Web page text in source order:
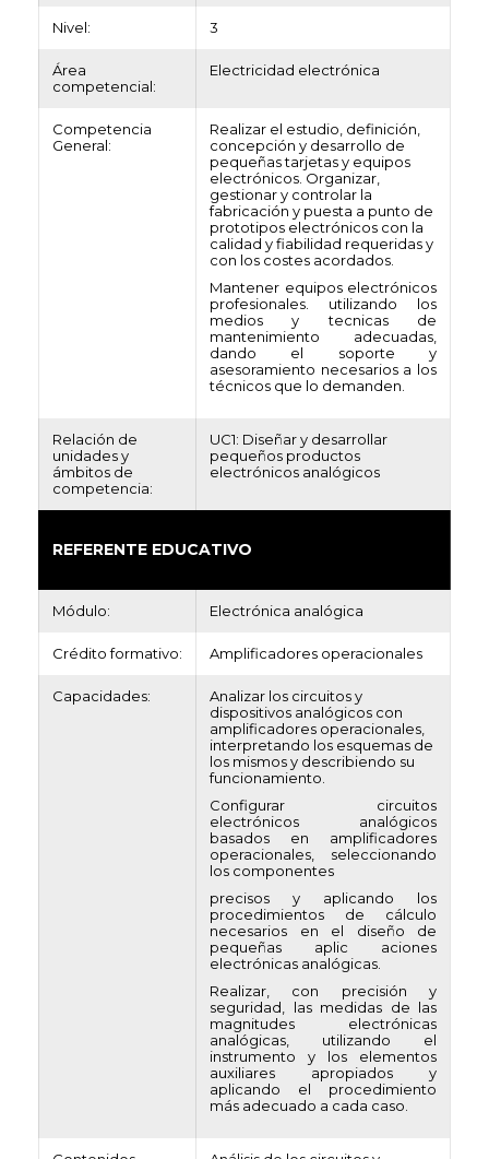
Nivel: 3
Área
competencial:
Electricidad electrónica
Competencia
General:
Realizar el estudio, definición,
concepción y desarrollo de
pequeñas tarjetas y equipos
electrónicos. Organizar,
gestionar y controlar la
fabricación y puesta a punto de
prototipos electrónicos con la
calidad y fiabilidad requeridas y
con los costes acordados.
Mantener equipos electrónicos
profesionales. utilizando los
medios y tecnicas de
mantenimiento adecuadas,
dando el soporte y
asesoramiento necesarios a los
técnicos que lo demanden.
Relación de
unidades y
ámbitos de
competencia:
UC1: Diseñar y desarrollar
pequeños productos
electrónicos analógicos
REFERENTE EDUCATIVO
Módulo: Electrónica analógica
Crédito formativo: Amplificadores operacionales
Capacidades:
Analizar los circuitos y
dispositivos analógicos con
amplificadores operacionales,
interpretando los esquemas de
los mismos y describiendo su
funcionamiento.
Configurar circuitos
electrónicos analógicos
basados en amplificadores
operacionales, seleccionando
los componentes
precisos y aplicando los
procedimientos de cálculo
necesarios en el diseño de
pequeñas aplic aciones
electrónicas analógicas.
Realizar, con precisión y
seguridad, las medidas de las
magnitudes electrónicas
analógicas, utilizando el
instrumento y los elementos
auxiliares apropiados y
aplicando el procedimiento
más adecuado a cada caso.